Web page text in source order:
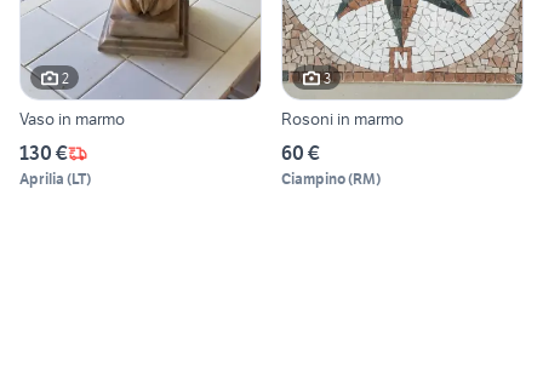
2
Vaso in marmo
130 €
Aprilia (LT)
3
Rosoni in marmo
60 €
Ciampino(RM)